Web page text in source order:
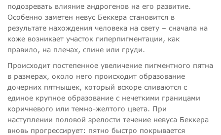
подозревать влияние андрогенов на его развитие.
Особенно заметен невус Беккера становится в
результате нахождения человека на свету – сначала на
коже возникает участок гиперпигментации, как
правило, на плечах, спине или груди.
Происходит постепенное увеличение пигментного пятна
в размерах, около него происходит образование
дочерних пятнышек, который вскоре сливаются с
единое крупное образование с нечеткими границами
коричневого или темно-желтого цвета. При
наступлении половой зрелости течение невуса Беккера
вновь прогрессирует: пятно быстро покрывается